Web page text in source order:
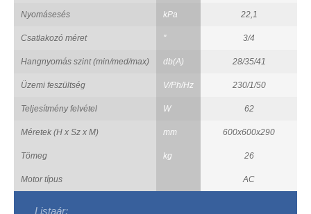
Nyomásesés kPa 22,1
Csatlakozó méret " 3/4
Hangnyomás szint (min/med/max) db(A) 28/35/41
Üzemi feszültség V/Ph/Hz 230/1/50
Teljesítmény felvétel W 62
Méretek (H x Sz x M) mm 600x600x290
Tömeg kg 26
Motor típus AC
Listaár: